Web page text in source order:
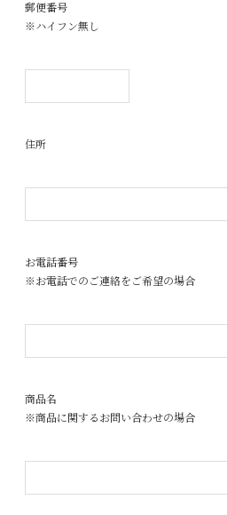
郵便番号
※ハイフン無し
住所
お電話番号
※お電話でのご連絡をご希望の場合
商品名
※商品に関するお問い合わせの場合